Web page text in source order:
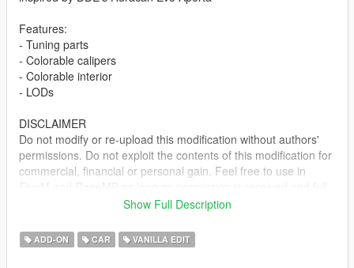
Features:
- Tuning parts
- Colorable calipers
- Colorable interior
- LODs
DISCLAIMER
Do not modify or re-upload this modification without authors'
permissions. Do not exploit the contents of this modification for
commercial, financial or personal gain. Feel free to use in
Included both SP and FiveM installs. Install locations are in the
readme file. Let me know if you spot any bugs/issues.
Show Full Description
ADD-ON CAR VANILLA EDIT